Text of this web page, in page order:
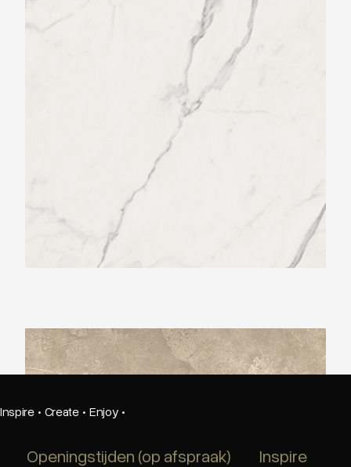
Beste Koop 600X600 Harmony Cream
Inspire · Create · Enjoy ·
Openingstijden (op afspraak) Inspire